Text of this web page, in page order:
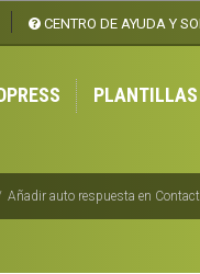
CENTRO DE AYUDA Y
PLANTILLAS
Añadir auto respuesta en